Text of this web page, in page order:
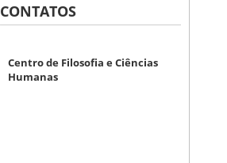
CONTATOS
Centro de Filosofia e Ciências
Humanas